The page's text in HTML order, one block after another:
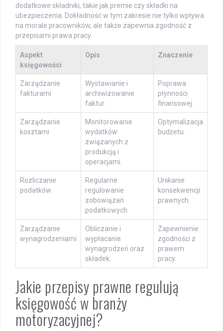
dodatkowe składniki, takie jak premie czy składki na
ubezpieczenia. Dokładność w tym zakresie nie tylko wpływa
na morale pracowników, ale także zapewnia zgodność z
przepisami prawa pracy.
Aspekt
księgowości
Opis Znaczenie
Zarządzanie
fakturami
Wystawianie i
archiwizowanie
faktur.
Poprawa
płynności
finansowej.
Zarządzanie
kosztami
Monitorowanie
wydatków
związanych z
produkcją i
operacjami.
Optymalizacja
budżetu.
Rozliczanie
podatków
Regularne
regulowanie
zobowiązań
podatkowych.
Unikanie
konsekwencji
prawnych.
Zarządzanie
wynagrodzeniami
Obliczanie i
wypłacanie
wynagrodzeń oraz
składek.
Zapewnienie
zgodności z
prawem
pracy.
Jakie przepisy prawne regulują
księgowość w branży
motoryzacyjnej?